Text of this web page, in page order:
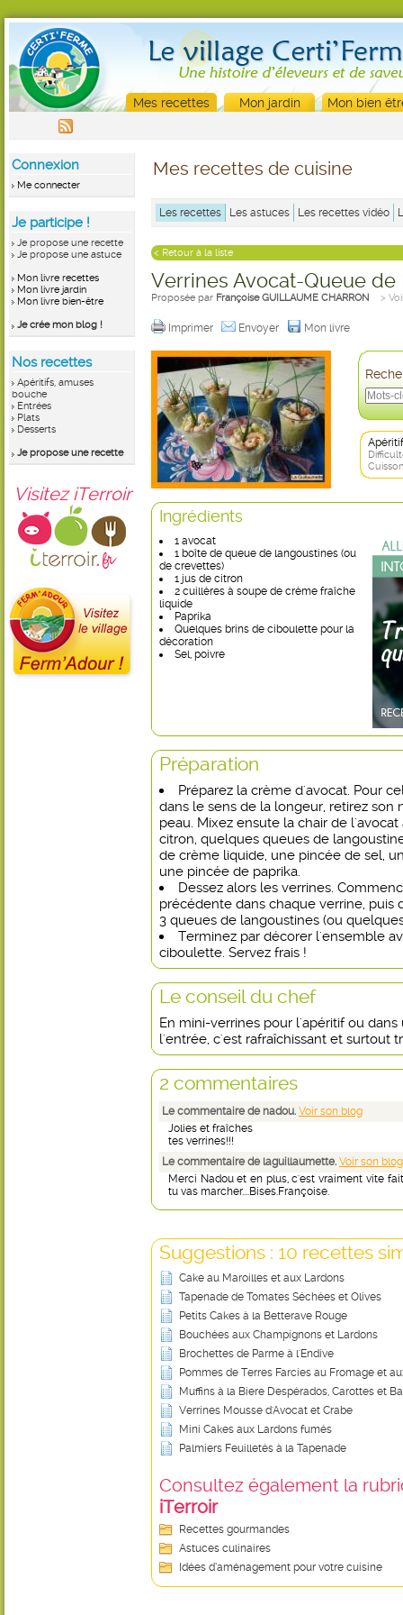
Mes recettes Mon jardin Mon bien
Connexion
Me connecter
Je participe !
Je propose une recette
Je propose une astuce
Mon livre recettes
Mon livre jardin
Mon livre bien-être
Je crée mon blog !
Nos recettes
Apéritifs, amuses
bouche
Entrées
Plats
Desserts
Je propose une recette
Visitez iTerroir
Mes recettes de cuisine
Les recettes Les astuces Les recettes vidéo
< Retour à la liste
Verrines Avocat-Queue de
Proposée par Françoise GUILLAUME CHARRON >
Imprimer Envoyer Mon livre
Ingrédients
1 avocat
1 boîte de queue de langoustines (ou
de crevettes)
1 jus de citron
2 cuillères à soupe de crème fraîche
liquide
Paprika
Quelques brins de ciboulette pour la
décoration
Sel, poivre
Préparation
Préparez la crème d'avocat. Pour
dans le sens de la longeur, retirez son
peau. Mixez ensute la chair de
citron, quelques queues de
de crème liquide, une pincée de sel,
une pincée de paprika.
Dessez alors les verrines.
précédente dans chaque verrine, puis
3 queues de langoustines (ou
Terminez par décorer l'ensemble
ciboulette. Servez frais !
Le conseil du chef
En mini-verrines pour l'apéritif ou
l'entrée, c'est rafraîchissant et surtout
2 commentaires
Le commentaire de nadou. Voir son blog
Jolies et fraîches
tes verrines!!!
Le commentaire de laguillaumette. Voir son blog
Merci Nadou et en plus, c'est vraiment vite
tu vas marcher....Bises.Françoise.
Suggestions : 10 recettes
Cake au Maroilles et aux Lardons
Tapenade de Tomates Séchées et Olives
Petits Cakes à la Betterave Rouge
Bouchées aux Champignons et Lardons
Brochettes de Parme à l'Endive
Pommes de Terres Farcies au Fromage et
Muffins à la Biere Despérados, Carottes et
Verrines Mousse d'Avocat et Crabe
Mini Cakes aux Lardons fumés
Palmiers Feuilletés à la Tapenade
Consultez également la
iTerroir
Recettes gourmandes
Astuces culinaires
Idées d’aménagement pour votre cuisine